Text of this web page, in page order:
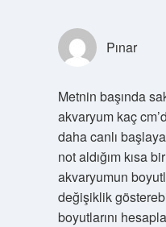
Pınar
Metnin başında
akvaryum kaç
daha canlı
not aldığım kısa
akvaryumun
değişiklik
boyutlarını